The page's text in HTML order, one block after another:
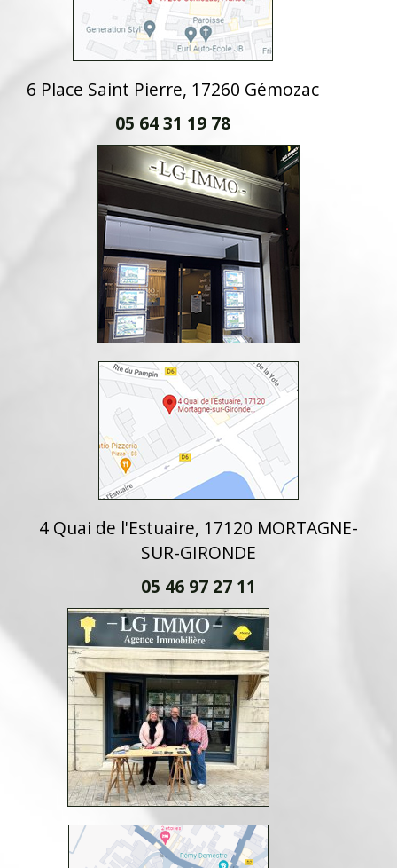
6 Place Saint Pierre, 17260 Gémozac
05 64 31 19 78
4 Quai de l'Estuaire, 17120 MORTAGNE-
SUR-GIRONDE
05 46 97 27 11